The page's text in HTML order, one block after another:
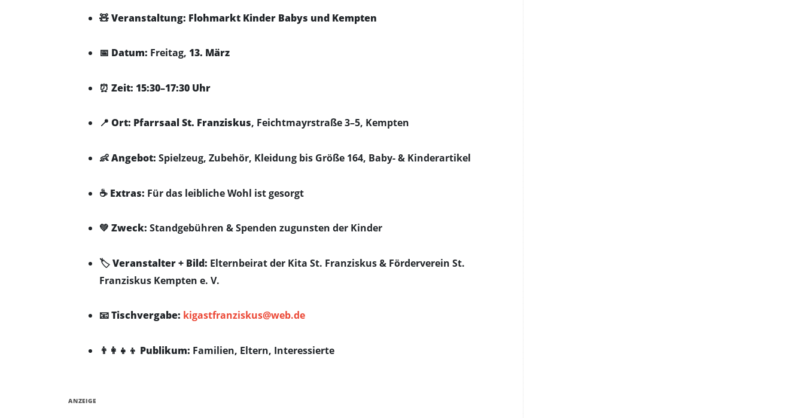
🧸Veranstaltung: Flohmarkt Kinder Babys und Kempten
📅 Datum: Freitag, 13. März
⏰ Zeit: 15:30–17:30 Uhr
📍 Ort: Pfarrsaal St. Franziskus, Feichtmayrstraße 3–5, Kempten
👶Angebot: Spielzeug, Zubehör, Kleidung bis Größe 164, Baby- & Kinderartikel
☕ Extras: Für das leibliche Wohl ist gesorgt
💚 Zweck: Standgebühren & Spenden zugunsten der Kinder
🏷️Veranstalter + Bild: Elternbeirat der Kita St. Franziskus & Förderverein St.
Franziskus Kempten e. V.
📧Tischvergabe: kigastfranziskus@web.de
👨‍👩‍👧‍👦 Publikum: Familien, Eltern, Interessierte
ANZEIGE